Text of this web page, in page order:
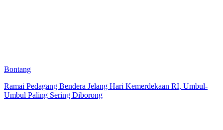
Bontang
Ramai Pedagang Bendera Jelang Hari Kemerdekaan RI, Umbul-
Umbul Paling Sering Diborong